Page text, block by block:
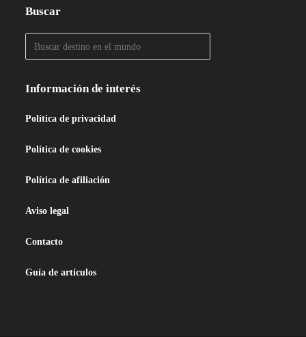
Buscar
Información de interés
Política de privacidad
Política de cookies
Política de afiliación
Aviso legal
Contacto
Guía de artículos